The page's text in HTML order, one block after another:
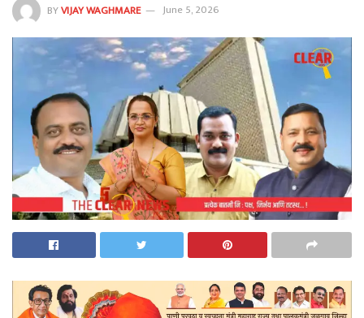
BYVIJAY WAGHMARE June 5, 2026